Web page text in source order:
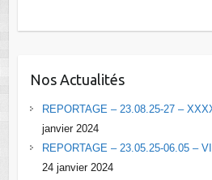
Nos Actualités
REPORTAGE – 23.08.25-27 –
janvier 2024
REPORTAGE – 23.05.25-06.05 –
24 janvier 2024